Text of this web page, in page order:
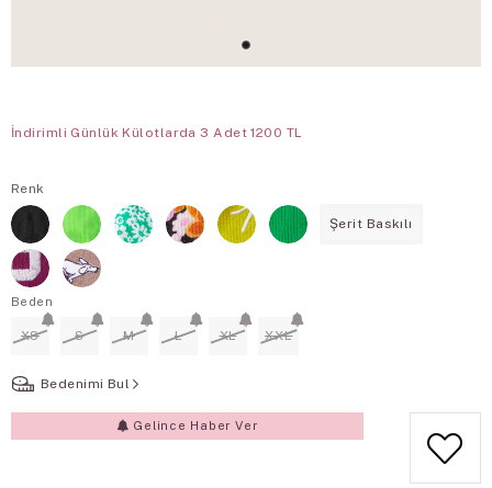
İndirimli Günlük Külotlarda 3 Adet 1200 TL
Renk
Şerit Baskılı
Beden
XS S M L XL XXL
Bedenimi Bul
Gelince Haber Ver